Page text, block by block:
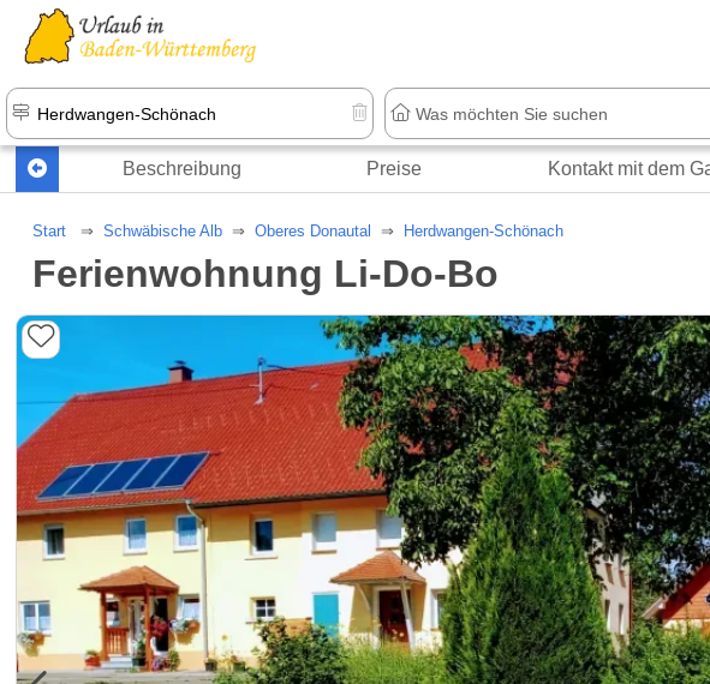
Beschreibung Preise Kontakt mit dem
Start Schwäbische Alb Oberes Donautal Herdwangen-Schönach
Ferienwohnung Li-Do-Bo